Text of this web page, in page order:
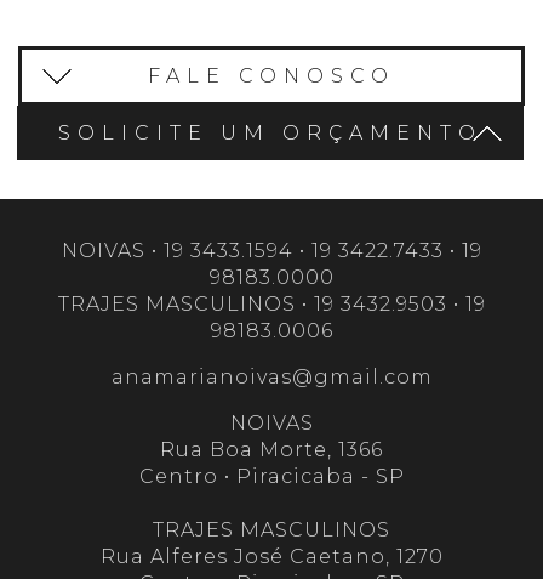
FALE CONOSCO
SOLICITE UM ORÇAMENTO
NOIVAS • 19 3433.1594 • 19 3422.7433 • 19
98183.0000
TRAJES MASCULINOS • 19 3432.9503 • 19
98183.0006
anamarianoivas@gmail.com
NOIVAS
Rua Boa Morte, 1366
Centro • Piracicaba - SP
TRAJES MASCULINOS
Rua Alferes José Caetano, 1270